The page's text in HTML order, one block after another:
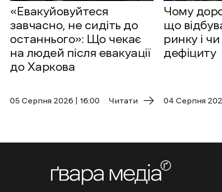
«Евакуйовуйтеся
завчасно, не сидіть до
останнього»: Що чекає
на людей після евакуації
до Харкова
05 Cерпня 2026 | 16:00 Читати
Чому
що
ринку і
дефіциту
04 Cерпня